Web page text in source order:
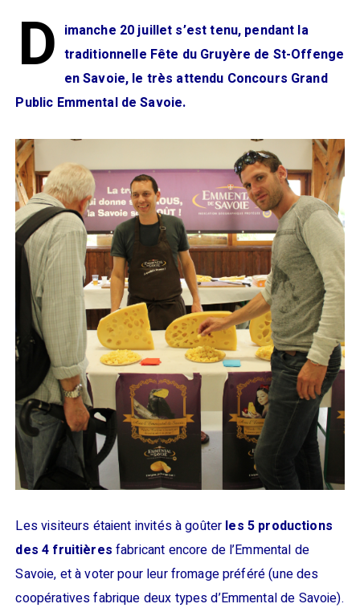
D imanche 20 juillet s’est tenu, pendant la
traditionnelle Fête du Gruyère de St-Offenge
en Savoie, le très attendu Concours Grand
Public Emmental de Savoie.
Les visiteurs étaient invités à goûter les 5 productions
des 4 fruitières fabricant encore de l’Emmental de
Savoie, et à voter pour leur fromage préféré (une des
coopératives fabrique deux types d’Emmental de Savoie).